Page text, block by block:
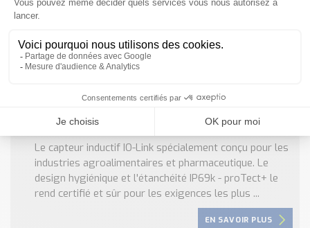
Détecteur inductif au design hygiénique
Le capteur inductif IO-Link spécialement conçu pour les
industries agroalimentaires et pharmaceutique. Le
design hygiénique et l'étanchéité IP69k - proTect+ le
rend certifié et sûr pour les exigences les plus ...
EN SAVOIR PLUS